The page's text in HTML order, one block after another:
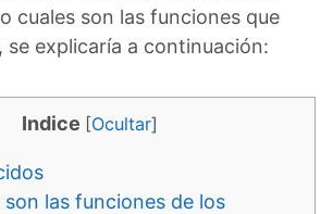
cuales son las funciones que
se explicaría a continuación:
Indice [Ocultar]
son las funciones de los